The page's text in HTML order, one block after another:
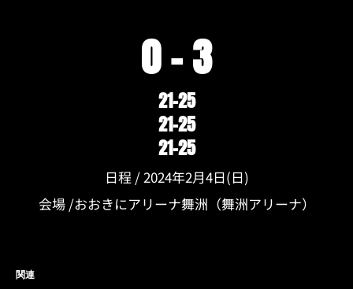
0 – 3
21-25
21-25
21-25
日程 / 2024年2月4日(日)
会場 /おおきにアリーナ舞洲（舞洲アリーナ）
関連